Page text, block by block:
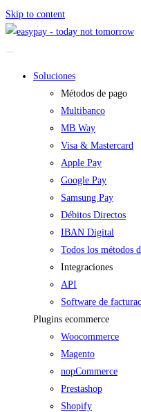
Skip to content
Soluciones
Métodos de pago
Multibanco
MB Way
Visa & Mastercard
Apple Pay
Google Pay
Samsung Pay
Débitos Directos
IBAN Digital
Todos los métodos
Integraciones
API
Software de
Plugins ecommerce
Woocommerce
Magento
nopCommerce
Prestashop
Shopify